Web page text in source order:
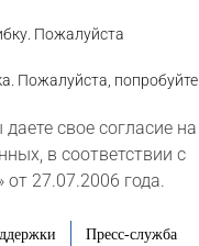
Пожалуйста
Пожалуйста, попробуйте
свое согласие на
в соответствии с
27.07.2006 года.
Пресс-служба